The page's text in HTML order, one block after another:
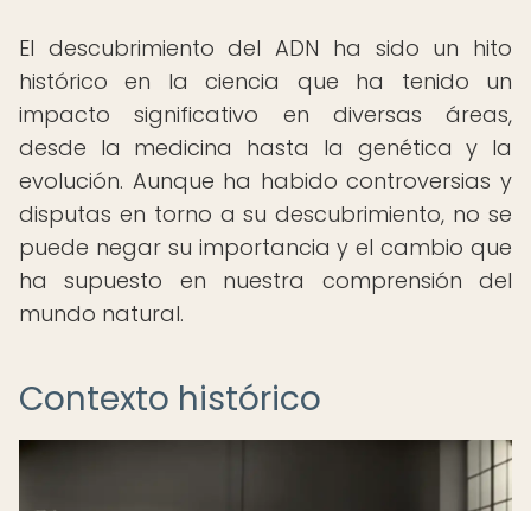
El descubrimiento del ADN ha sido un hito
histórico en la ciencia que ha tenido un
impacto significativo en diversas áreas,
desde la medicina hasta la genética y la
evolución. Aunque ha habido controversias y
disputas en torno a su descubrimiento, no se
puede negar su importancia y el cambio que
ha supuesto en nuestra comprensión del
mundo natural.
Contexto histórico